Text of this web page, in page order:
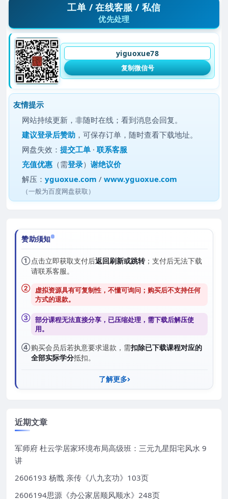
工单 / 在线客服 / 私信
优先处理
yiguoxue78
复制微信号
友情提示
网站持续更新，非随时在线；看到消息会回复。
建议登录后赞助 ，可保存订单，随时查看下载地址。
网盘失效：提交工单 ·联系客服
充值优惠 （需登录）谢绝议价
解压：yguoxue.com /www.yguoxue.com
（一般为百度网盘获取）
赞助须知
①点击立即获取支付后返回刷新或跳转；支付后无法下载
请联系客服。
② 虚拟资源具有可复制性，不懂可询问；购买后不支持任何
方式的退款。
③ 部分课程无法直接分享，已压缩处理，需下载后解压使
用。
④购买会员后若执意要求退款，需扣除已下载课程对应的
全部实际学分抵扣。
了解更多
近期文章
军师府 杜云学居家环境布局高级班：三元九星阳宅风水 9
讲
2606193 杨戬 亲传《八九玄功》103页
2606194思源《办公家居顺风顺水》248页